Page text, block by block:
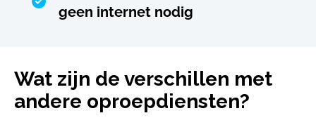
geen internet nodig
Wat zijn de verschillen met
andere oproepdiensten?